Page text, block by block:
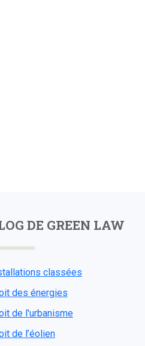
DE GREEN LAW
classées
des énergies
de l'urbanisme
de l’éolien